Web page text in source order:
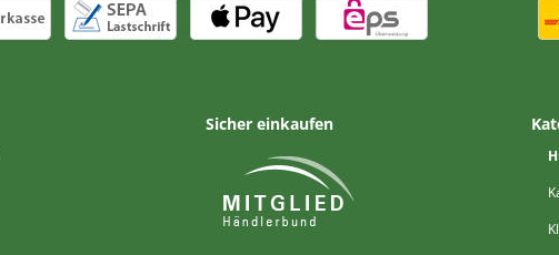
Sicher einkaufen